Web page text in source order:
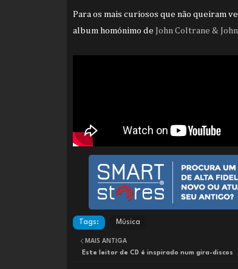
Para os mais curiosos que não queiram
album homónimo de John Coltrane &
Tags: Música
MAIS ANTIGA
Este leitor de CD é inspirado num gira-discos